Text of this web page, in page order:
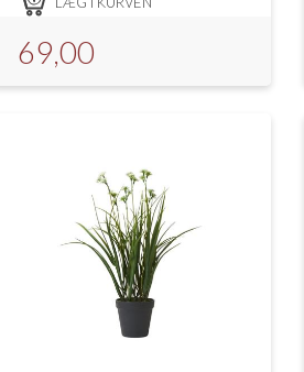
69,00